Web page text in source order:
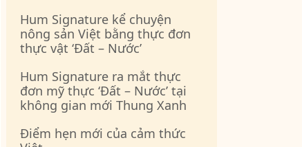
Hum Signature kể chuyện
nông sản Việt bằng thực đơn
thực vật ‘Đất – Nước’
Hum Signature ra mắt thực
đơn mỹ thực ‘Đất – Nước’ tại
không gian mới Thung Xanh
Điểm hẹn mới của cảm thức